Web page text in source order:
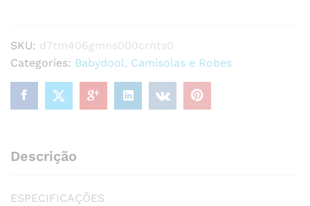
regata
estampada
flores
e
SKU: d7tm406gmns000crnts0
Categories: Babydool, Camisolas e Robes
Descrição
ESPECIFICAÇÕES